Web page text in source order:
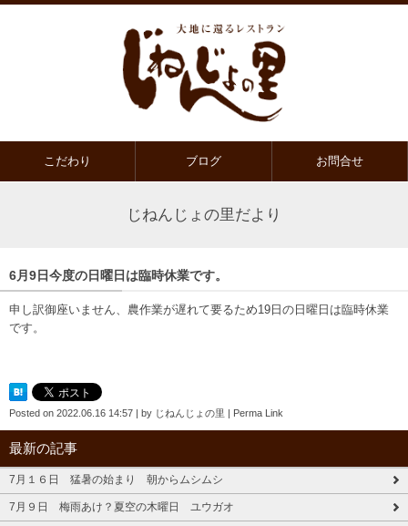
こだわり ブログ お問合せ
じねんじょの里だより
6月9日今度の日曜日は臨時休業です。
申し訳御座いません、農作業が遅れて要るため19日の日曜日は臨時休業
です。
Posted on 2022.06.16 14:57 | by じねんじょの里 | Perma Link
最新の記事
7月１６日 猛暑の始まり 朝からムシムシ
7月９日 梅雨あけ？夏空の木曜日 ユウガオ